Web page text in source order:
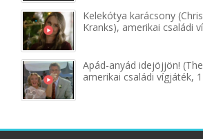
Kelekótya karácsony
Kranks), amerikai családi
Apád-anyád idejöjjön!
amerikai családi vígjáték,